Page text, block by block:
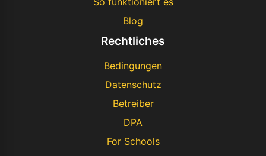
Blog
Rechtliches
Bedingungen
Datenschutz
Betreiber
DPA
For Schools